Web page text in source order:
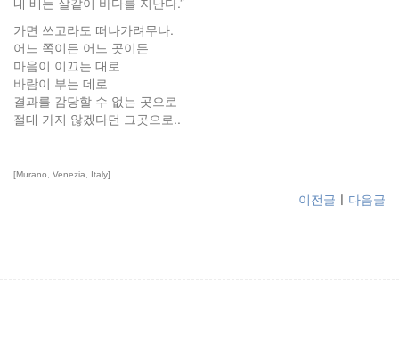
가면 쓰고라도 떠나가려무나.
어느 쪽이든 어느 곳이든
마음이 이끄는 대로
바람이 부는 데로
결과를 감당할 수 없는 곳으로
절대 가지 않겠다던 그곳으로..
[Murano, Venezia, Italy]
이전글 ㅣ 다음글